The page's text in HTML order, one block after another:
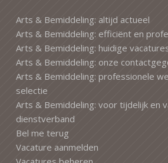
Arts & Bemiddeling: altijd actueel
Arts & Bemiddeling: efficiënt en
Arts & Bemiddeling: huidige
Arts & Bemiddeling: onze
Arts & Bemiddeling: professionele
selectie
Arts & Bemiddeling: voor tijdelijk en
dienstverband
Bel me terug
Vacature aanmelden